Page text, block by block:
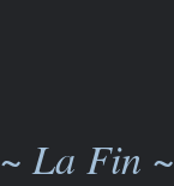
~ La Fin ~